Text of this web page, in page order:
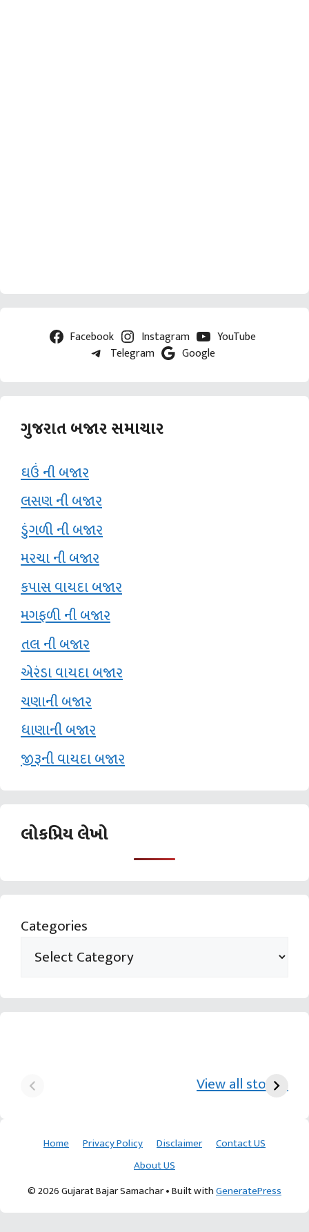
Facebook Instagram
YouTube
Telegram
Google
ગુજરાત બજાર સમાચાર
ઘઉં ની બજાર
લસણ ની બજાર
ડુંગળી ની બજાર
મરચા ની બજાર
કપાસ વાયદા બજાર
મગફળી ની બજાર
તલ ની બજાર
એરંડા વાયદા બજાર
ચણાની બજાર
ધાણાની બજાર
જીરૂની વાયદા બજાર
લોકપ્રિય લેખો
Categories
View all stories
ખેડૂતની કમાલ આચાર્ય દેવવ્રતજી
Home Privacy Policy Disclaimer
Contact US
About US
© 2026 Gujarat Bajar Samachar• Built withGeneratePress